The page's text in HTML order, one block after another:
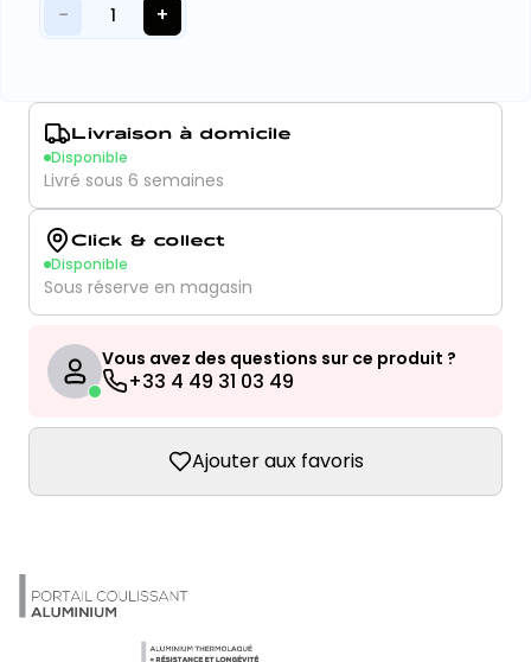
− 1 +
Livraison à domicile
Disponible
Livré sous 6 semaines
Click & collect
Disponible
Sous réserve en magasin
Vous avez des questions sur ce produit ?
+33 4 49 31 03 49
Ajouter aux favoris